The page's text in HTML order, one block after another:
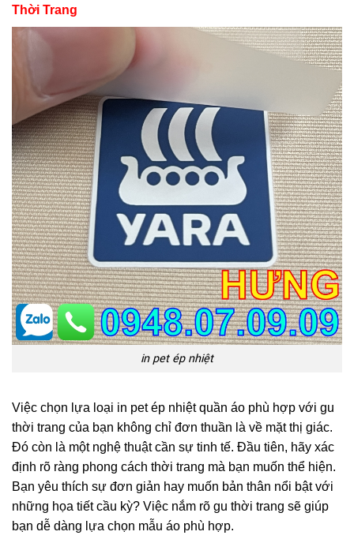
Thời Trang
in pet ép nhiệt
Việc chọn lựa loại in pet ép nhiệt quần áo phù hợp với gu
thời trang của bạn không chỉ đơn thuần là về mặt thị giác.
Đó còn là một nghệ thuật cần sự tinh tế. Đầu tiên, hãy xác
định rõ ràng phong cách thời trang mà bạn muốn thể hiện.
Bạn yêu thích sự đơn giản hay muốn bản thân nổi bật với
những họa tiết cầu kỳ? Việc nắm rõ gu thời trang sẽ giúp
bạn dễ dàng lựa chọn mẫu áo phù hợp.